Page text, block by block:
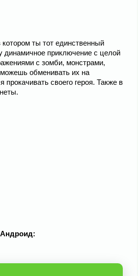
ты тот единственный
динамичное приключение с целой
с зомби, монстрами,
обменивать их на
своего героя. Также в
Андроид: